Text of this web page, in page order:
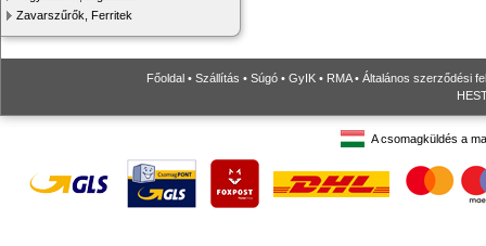
Zavarszűrők, Ferritek
Főoldal • Szállítás • Súgó • GyIK • RMA• Általános szerződési
A csomagküldés a